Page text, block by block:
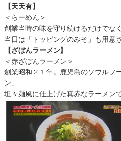
【天天有】
＜らーめん＞
創業当時の味を守り続けるだけでな
当日は「トッピングのみそ」も用意さ
【ざぼんラーメン】
＜赤ざぼんラーメン＞
創業昭和２１年。鹿児島のソウルフ
ン」
坦々麺風に仕上げた真赤なラーメン